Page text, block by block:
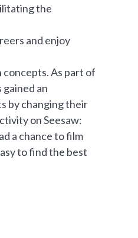
the
and enjoy
As part of
an
by changing their
on Seesaw:
a chance to film
to find the best